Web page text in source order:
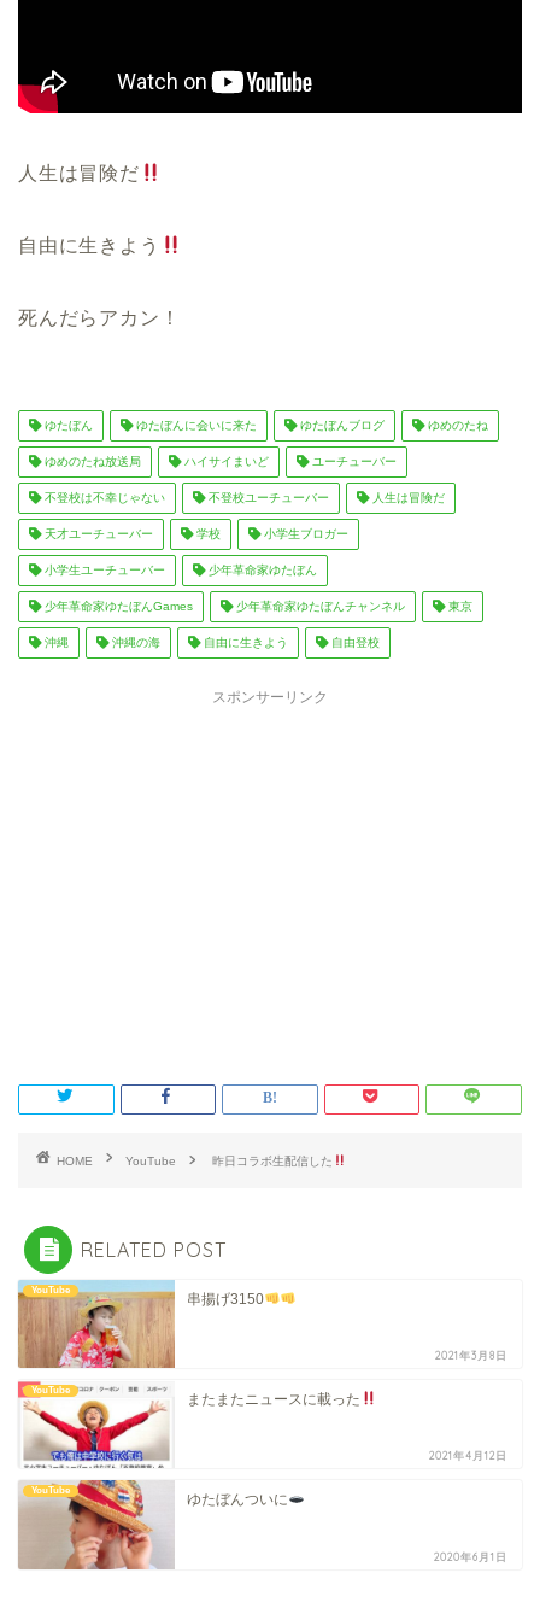
人生は冒険だ
自由に生きよう
死んだらアカン！
ゆたぼん ゆたぼんに会いに来た ゆたぼんブログ ゆめのたね
ゆめのたね放送局 ハイサイまいど ユーチューバー
不登校は不幸じゃない 不登校ユーチューバー 人生は冒険だ
天才ユーチューバー 学校 小学生ブロガー
小学生ユーチューバー 少年革命家ゆたぼん
少年革命家ゆたぼんGames 少年革命家ゆたぼんチャンネル 東京
沖縄 沖縄の海 自由に生きよう 自由登校
スポンサーリンク
HOME YouTube 昨日コラボ生配信した
RELATED POST
YouTube
串揚げ3150
2021年3月8日
YouTube
またまたニュースに載った
2021年4月12日
YouTube
ゆたぼんついに
2020年6月1日